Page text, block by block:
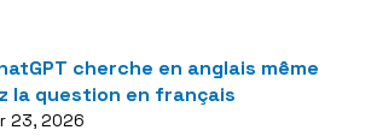
cherche en anglais même
la question en français
23, 2026